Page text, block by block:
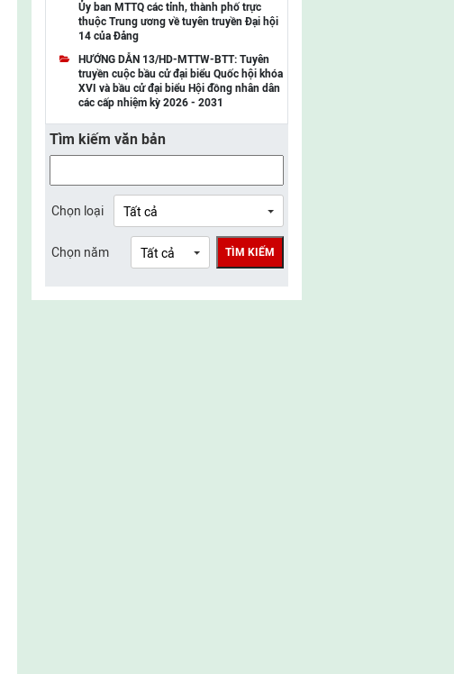
UBMTTQ Việt Nam tỉnh Lai Châu
UBMTTQ Việt Nam tỉnh Điện Biên
UBMTTQ Việt Nam tỉnh Sơn La
UBMTTQ Việt Nam tỉnh Thanh Hóa
UBMTTQ Việt Nam tỉnh Nghệ An
UBMTTQ Việt Nam tỉnh Lào Cai
UBMTTQ Việt Nam tỉnh Thái Nguyên
Ủy ban MTTQ các tỉnh, thành phố trực
thuộc Trung ương về tuyên truyền Đại hội
14 của Đảng
HƯỚNG DẪN 13/HD-MTTW-BTT: Tuyên
truyền cuộc bầu cử đại biểu Quốc hội khóa
XVI và bầu cử đại biểu Hội đồng nhân dân
các cấp nhiệm kỳ 2026 - 2031
Tìm kiếm văn bản
Chọn loại
Chọn năm TÌM KIẾM